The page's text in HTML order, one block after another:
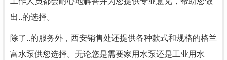
出..的选择。
除了..的服务外，西安销售处还提供各种款式和规格的格兰
富水泵供您选择。无论您是需要家用水泵还是工业用水